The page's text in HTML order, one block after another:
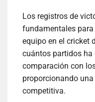
Los registros de
fundamentales
equipo en el cricket
cuántos partidos ha
comparación con
proporcionando
competitiva.